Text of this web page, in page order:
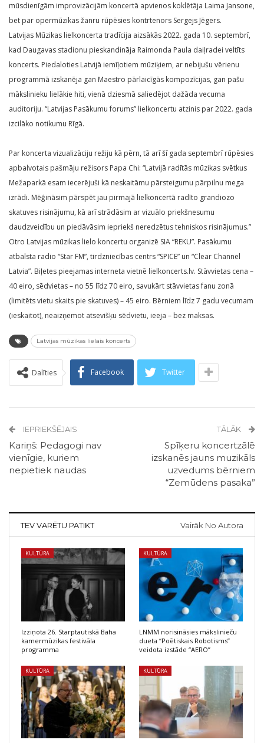
mūsdienīgām improvizācijām koncertā apvienos koklētāja Laima Jansone,
bet par opermūzikas žanru rūpēsies kontrtenors Sergejs Jēgers.
Latvijas Mūzikas lielkoncerta tradīcija aizsākās 2022. gada 10. septembrī,
kad Daugavas stadionu pieskandināja Raimonda Paula daiļradei veltīts
koncerts. Piedaloties Latvijā iemīļotiem mūziķiem, ar nebijušu vērienu
programmā izskanēja gan Maestro pārlaicīgās kompozīcijas, gan pašu
mākslinieku lielākie hiti, vienā dziesmā saliedējot dažāda vecuma
auditoriju. “Latvijas Pasākumu forums” lielkoncertu atzinis par 2022. gada
izcilāko notikumu Rīgā.
Par koncerta vizualizāciju režiju kā pērn, tā arī šī gada septembrī rūpēsies
apbalvotais pašmāju režisors Papa Chi: “Latvijā radītās mūzikas svētkus
Mežaparkā esam iecerējuši kā neskaitāmu pārsteigumu pārpilnu mega
izrādi. Mēģināsim pārspēt jau pirmajā lielkoncertā radīto grandiozo
skatuves risinājumu, kā arī strādāsim ar vizuālo priekšnesumu
daudzveidību un piedāvāsim iepriekš neredzētus tehniskos risinājumus.”
Otro Latvijas mūzikas lielo koncertu organizē SIA “REKU”. Pasākumu
atbalsta radio “Star FM”, tirdzniecības centrs “SPICE” un “Clear Channel
Latvia”. Biļetes pieejamas interneta vietnē lielkoncerts.lv. Stāvvietas cena –
40 eiro, sēdvietas – no 55 līdz 70 eiro, savukārt stāvvietas fanu zonā
(limitēts vietu skaits pie skatuves) – 45 eiro. Bērniem līdz 7 gadu vecumam
(ieskaitot), neaizņemot atsevišķu sēdvietu, ieeja – bez maksas.
Latvijas mūzikas lielais koncerts
Dalīties Facebook Twitter
IEPRIEKŠĒJAIS
Kariņš: Pedagogi nav
vienīgie, kuriem
nepietiek naudas
TĀLĀK
Spīķeru koncertzālē
izskanēs jauns muzikāls
uzvedums bērniem
“Zemūdens pasaka”
TEV VARĒTU PATIKT Vairāk No Autora
KULTŪRA
Izziņota 26. Starptautiskā Baha
kamermūzikas festivāla
programma
KULTŪRA
LNMM norisināsies mākslinieču
dueta “Poētiskais Robotisms”
veidota izstāde “AERO”
KULTŪRA KULTŪRA